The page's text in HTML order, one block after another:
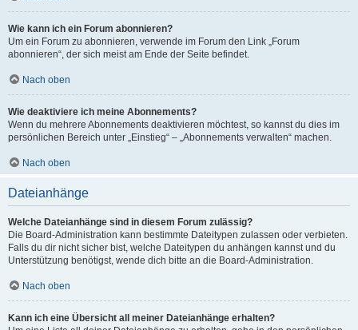
Wie kann ich ein Forum abonnieren?
Um ein Forum zu abonnieren, verwende im Forum den Link „Forum
abonnieren“, der sich meist am Ende der Seite befindet.
Nach oben
Wie deaktiviere ich meine Abonnements?
Wenn du mehrere Abonnements deaktivieren möchtest, so kannst du dies im
persönlichen Bereich unter „Einstieg“ – „Abonnements verwalten“ machen.
Nach oben
Dateianhänge
Welche Dateianhänge sind in diesem Forum zulässig?
Die Board-Administration kann bestimmte Dateitypen zulassen oder verbieten.
Falls du dir nicht sicher bist, welche Dateitypen du anhängen kannst und du
Unterstützung benötigst, wende dich bitte an die Board-Administration.
Nach oben
Kann ich eine Übersicht all meiner Dateianhänge erhalten?